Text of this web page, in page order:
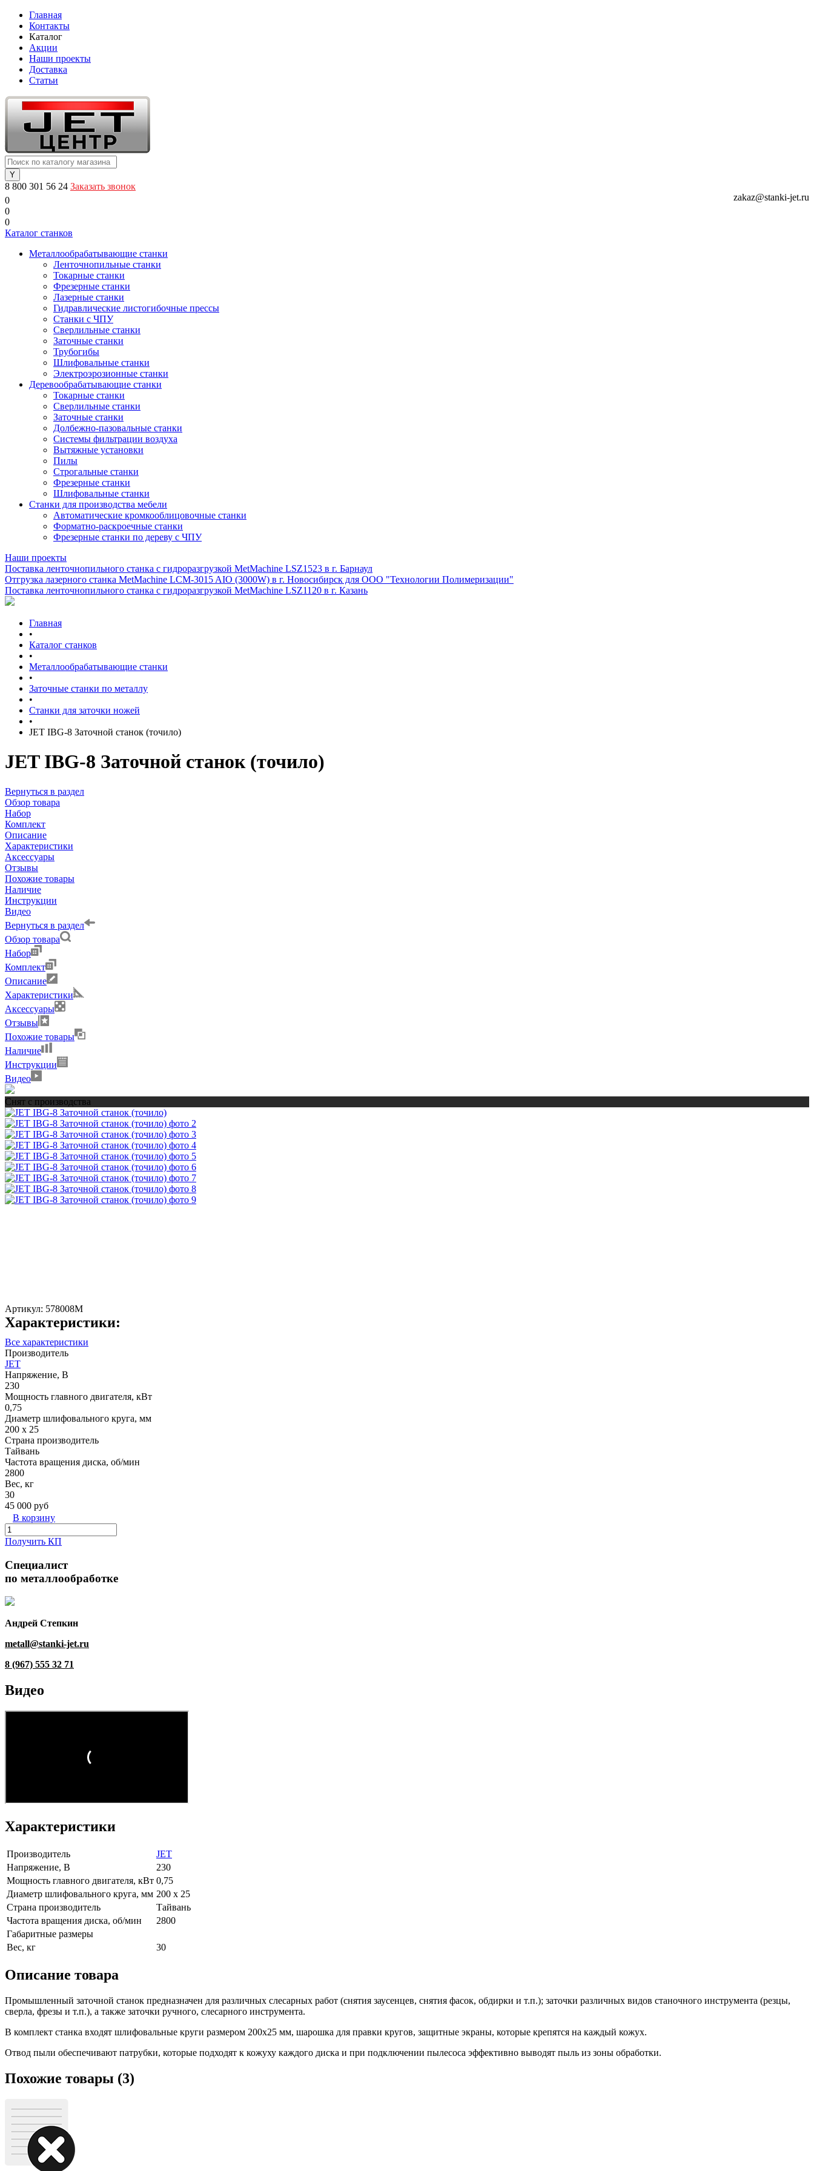
Главная
Контакты
Каталог
Акции
Наши проекты
Доставка
Статьи
8 800 301 56 24 Заказать звонок
zakaz@stanki-jet.ru
0
0
0
Каталог станков
Металлообрабатывающие станки
Ленточнопильные станки
Токарные станки
Фрезерные станки
Лазерные станки
Гидравлические листогибочные прессы
Станки с ЧПУ
Сверлильные станки
Заточные станки
Трубогибы
Шлифовальные станки
Электроэрозионные станки
Деревообрабатывающие станки
Токарные станки
Сверлильные станки
Заточные станки
Долбежно-пазовальные станки
Системы фильтрации воздуха
Вытяжные установки
Пилы
Строгальные станки
Фрезерные станки
Шлифовальные станки
Станки для производства мебели
Автоматические кромкооблицовочные станки
Форматно-раскроечные станки
Фрезерные станки по дереву с ЧПУ
Наши проекты
Поставка ленточнопильного станка c гидроразгрузкой MetMachine LSZ1523 в г. Барнаул
Отгрузка лазерного станка MetMachine LCM-3015 AIO (3000W) в г. Новосибирск для ООО "Технологии Полимеризации"
Поставка ленточнопильного станка c гидроразгрузкой MetMachine LSZ1120 в г. Казань
Главная
•
Каталог станков
•
Металлообрабатывающие станки
•
Заточные станки по металлу
•
Станки для заточки ножей
•
JET IBG-8 Заточной станок (точило)
JET IBG-8 Заточной станок (точило)
Вернуться в раздел
Обзор товара
Набор
Комплект
Описание
Характеристики
Аксессуары
Отзывы
Похожие товары
Наличие
Инструкции
Видео
Вернуться в раздел
Обзор товара
Набор
Комплект
Описание
Характеристики
Аксессуары
Отзывы
Похожие товары
Наличие
Инструкции
Видео
Снят с производства
Артикул: 578008M
Характеристики:
Все характеристики
Производитель
JET
Напряжение, В
230
Мощность главного двигателя, кВт
0,75
Диаметр шлифовального круга, мм
200 х 25
Страна производитель
Тайвань
Частота вращения диска, об/мин
2800
Вес, кг
30
45 000 руб
В корзину
Получить КП
Специалист
по металлообработке
Андрей Степкин
metall@stanki-jet.ru
8 (967) 555 32 71
Видео
Характеристики
Производитель
JET
Напряжение, В
230
Мощность главного двигателя, кВт 0,75
Диаметр шлифовального круга, мм 200 х 25
Страна производитель
Тайвань
Частота вращения диска, об/мин
2800
Габаритные размеры
Вес, кг
30
Описание товара
Промышленный заточной станок предназначен для различных слесарных работ (снятия заусенцев, снятия фасок, обдирки и т.п.); заточки различных видов станочного инструмента (резцы,
сверла, фрезы и т.п.), а также заточки ручного, слесарного инструмента.
В комплект станка входят шлифовальные круги размером 200х25 мм, шарошка для правки кругов, защитные экраны, которые крепятся на каждый кожух.
Отвод пыли обеспечивают патрубки, которые подходят к кожуху каждого диска и при подключении пылесоса эффективно выводят пыль из зоны обработки.
Похожие товары (3)